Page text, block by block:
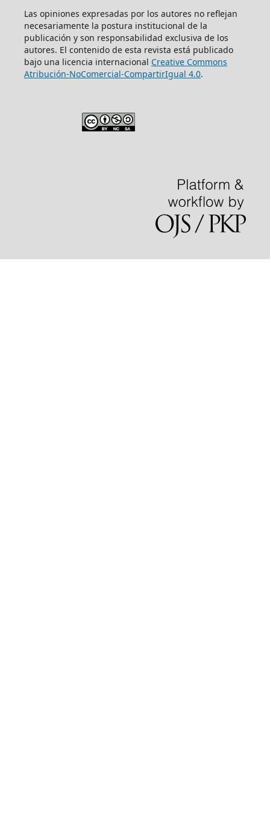
Las opiniones expresadas por los autores no reflejan
necesariamente la postura institucional de la
publicación y son responsabilidad exclusiva de los
autores. El contenido de esta revista está publicado
bajo una licencia internacional Creative Commons
Atribución-NoComercial-CompartirIgual 4.0.